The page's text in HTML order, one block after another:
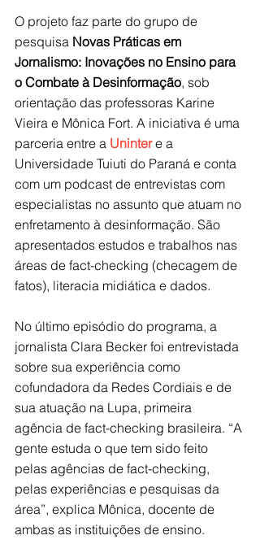
O projeto faz parte do grupo de
pesquisa Novas Práticas em
Jornalismo: Inovações no Ensino para
o Combate à Desinformação, sob
orientação das professoras Karine
Vieira e Mônica Fort. A iniciativa é uma
parceria entre a Uninter e a
Universidade Tuiuti do Paraná e conta
com um podcast de entrevistas com
especialistas no assunto que atuam no
enfretamento à desinformação. São
apresentados estudos e trabalhos nas
áreas de fact-checking (checagem de
fatos), literacia midiática e dados.
No último episódio do programa, a
jornalista Clara Becker foi entrevistada
sobre sua experiência como
cofundadora da Redes Cordiais e de
sua atuação na Lupa, primeira
agência de fact-checking brasileira. “A
gente estuda o que tem sido feito
pelas agências de fact-checking,
pelas experiências e pesquisas da
área”, explica Mônica, docente de
ambas as instituições de ensino.